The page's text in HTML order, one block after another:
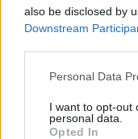
also be disclosed by
Downstream
Personal Data
I want to opt-out
personal data.
Opted In
emelekdett. A
KEDVES
A keresett cikk a
tartozik, melynek
regisztrációhoz